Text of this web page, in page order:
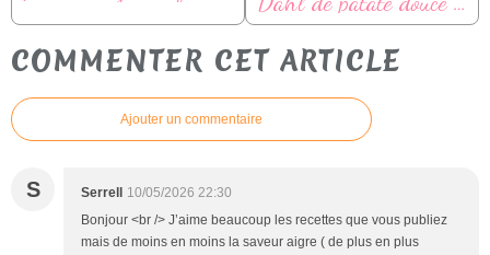
COMMENTER CET ARTICLE
Ajouter un commentaire
S Serrell
10/05/2026 22:30
Bonjour <br /> J’aime beaucoup les recettes que vous publiez
mais de moins en moins la saveur aigre ( de plus en plus